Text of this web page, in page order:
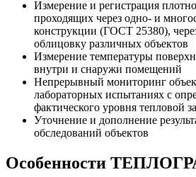
Измерение и регистрация
проходящих через одно- и
конструкции (ГОСТ 25380),
облицовку различных объектов
Измерение температуры
внутри и снаружи помещений
Непрерывный мониторинг
лабораторных испытаниях с
фактического уровня тепловой
Уточнение и дополнение
обследований объектов
Особенности